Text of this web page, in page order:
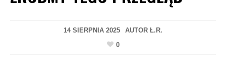
14 SIERPNIA 2025 AUTOR Ł.R.
0